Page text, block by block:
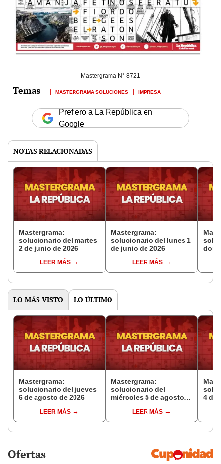
Mastergrama N° 8721
MASTERGRAMA SOLUCIONES IMPRESA
Prefiero a La República en
Google
NOTAS RELACIONADAS
Mastergrama:
solucionario del martes
2 de junio de 2026
LEER MÁS
Mastergrama:
solucionario del lunes 1
de junio de 2026
LEER MÁS
LO MÁS VISTO LO ÚLTIMO
Mastergrama:
solucionario del jueves
6 de agosto de 2026
LEER MÁS
Mastergrama:
solucionario del
miércoles 5 de agosto
LEER MÁS
4 de
Ofertas